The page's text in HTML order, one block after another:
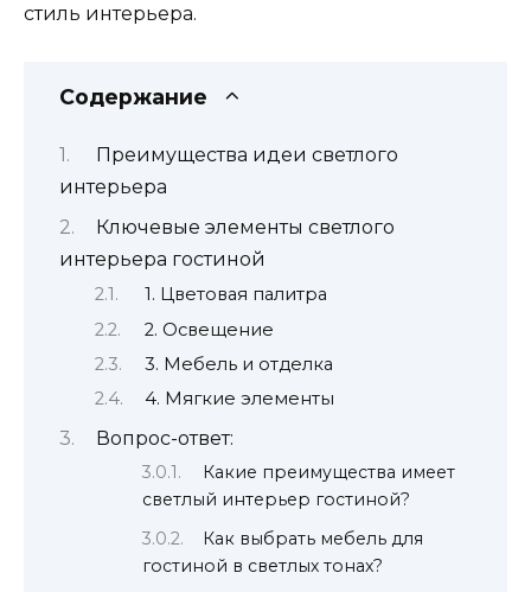
стиль интерьера.
Содержание
Преимущества идеи светлого
интерьера
Ключевые элементы светлого
интерьера гостиной
1. Цветовая палитра
2. Освещение
3. Мебель и отделка
4. Мягкие элементы
Вопрос-ответ:
Какие преимущества имеет
светлый интерьер гостиной?
Как выбрать мебель для
гостиной в светлых тонах?